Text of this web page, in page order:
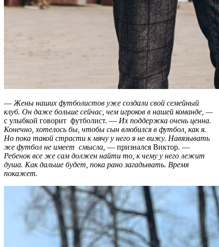
— Жены наших футболистов уже создали свой семейный
клуб. Он даже больше сейчас, чем игроков в нашей команде, —
с улыбкой говорит футболист. — Их поддержка очень ценна.
Конечно, хотелось бы, чтобы сын влюбился в футбол, как я.
Но пока такой страсти к мячу у него я не вижу. Навязывать
же футбол не имеет смысла, — признался Виктор. —
Ребенок все же сам должен найти то, к чему у него лежит
душа. Как дальше будет, пока рано загадывать. Время
покажет.